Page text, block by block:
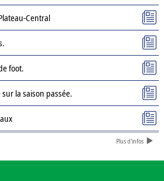
Central
foot.
la saison passée.
: ASPC Tenkodogo
Plus d'infos